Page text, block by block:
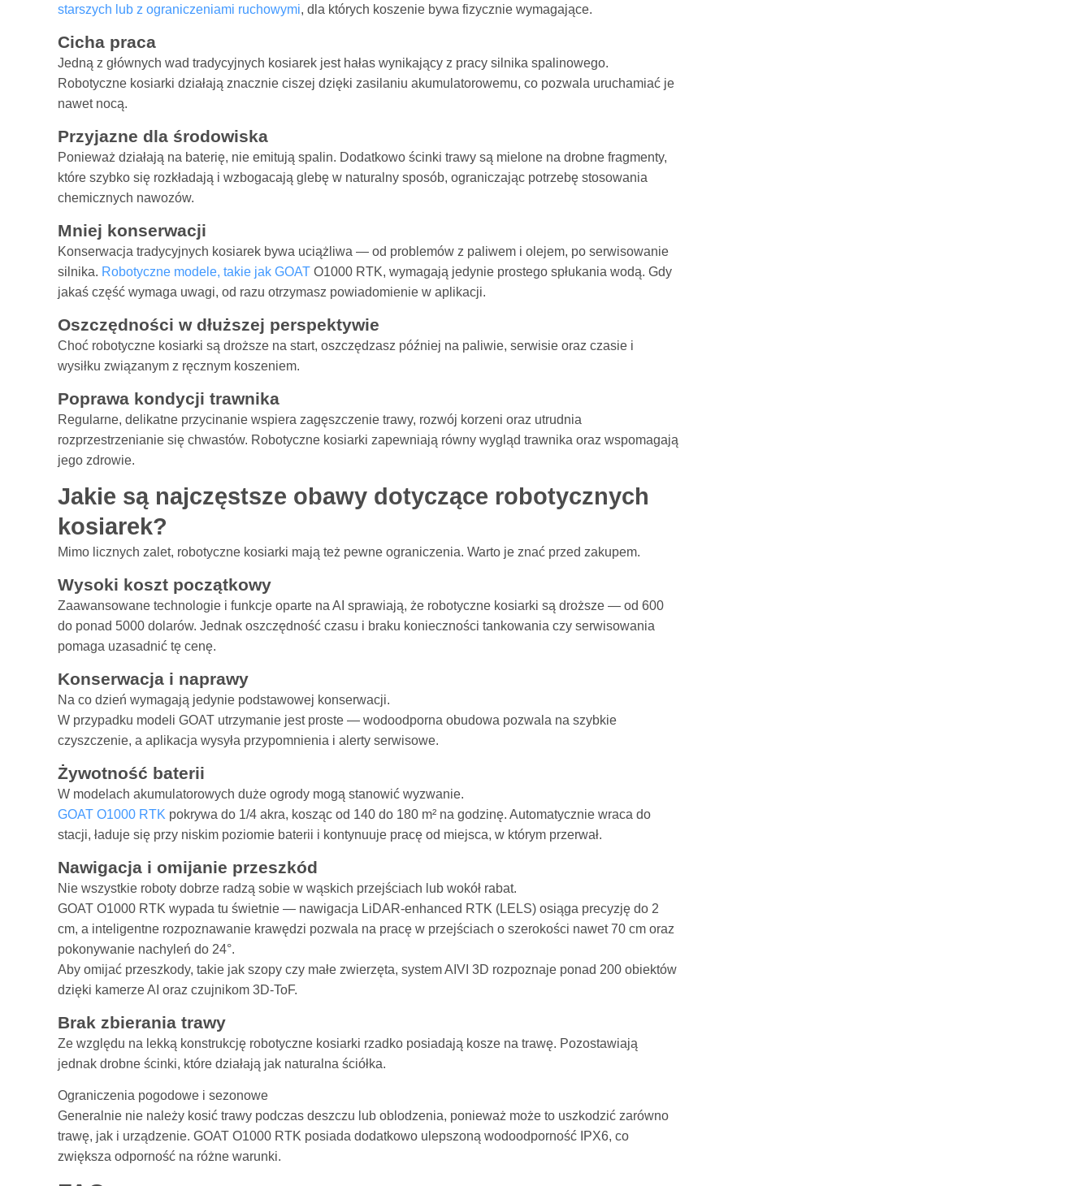
starszych lub z ograniczeniami ruchowymi, dla których koszenie bywa fizycznie wymagające.
Cicha praca
Jedną z głównych wad tradycyjnych kosiarek jest hałas wynikający z pracy silnika spalinowego.
Robotyczne kosiarki działają znacznie ciszej dzięki zasilaniu akumulatorowemu, co pozwala uruchamiać je
nawet nocą.
Przyjazne dla środowiska
Ponieważ działają na baterię, nie emitują spalin. Dodatkowo ścinki trawy są mielone na drobne fragmenty,
które szybko się rozkładają i wzbogacają glebę w naturalny sposób, ograniczając potrzebę stosowania
chemicznych nawozów.
Mniej konserwacji
Konserwacja tradycyjnych kosiarek bywa uciążliwa — od problemów z paliwem i olejem, po serwisowanie
silnika. Robotyczne modele, takie jak GOAT O1000 RTK, wymagają jedynie prostego spłukania wodą. Gdy
jakaś część wymaga uwagi, od razu otrzymasz powiadomienie w aplikacji.
Oszczędności w dłuższej perspektywie
Choć robotyczne kosiarki są droższe na start, oszczędzasz później na paliwie, serwisie oraz czasie i
wysiłku związanym z ręcznym koszeniem.
Poprawa kondycji trawnika
Regularne, delikatne przycinanie wspiera zagęszczenie trawy, rozwój korzeni oraz utrudnia
rozprzestrzenianie się chwastów. Robotyczne kosiarki zapewniają równy wygląd trawnika oraz wspomagają
jego zdrowie.
Jakie są najczęstsze obawy dotyczące robotycznych
kosiarek?
Mimo licznych zalet, robotyczne kosiarki mają też pewne ograniczenia. Warto je znać przed zakupem.
Wysoki koszt początkowy
Zaawansowane technologie i funkcje oparte na AI sprawiają, że robotyczne kosiarki są droższe — od 600
do ponad 5000 dolarów. Jednak oszczędność czasu i braku konieczności tankowania czy serwisowania
pomaga uzasadnić tę cenę.
Konserwacja i naprawy
Na co dzień wymagają jedynie podstawowej konserwacji.
W przypadku modeli GOAT utrzymanie jest proste — wodoodporna obudowa pozwala na szybkie
czyszczenie, a aplikacja wysyła przypomnienia i alerty serwisowe.
Żywotność baterii
W modelach akumulatorowych duże ogrody mogą stanowić wyzwanie.
GOAT O1000 RTK pokrywa do 1/4 akra, kosząc od 140 do 180 m² na godzinę. Automatycznie wraca do
stacji, ładuje się przy niskim poziomie baterii i kontynuuje pracę od miejsca, w którym przerwał.
Nawigacja i omijanie przeszkód
Nie wszystkie roboty dobrze radzą sobie w wąskich przejściach lub wokół rabat.
GOAT O1000 RTK wypada tu świetnie — nawigacja LiDAR-enhanced RTK (LELS) osiąga precyzję do 2
cm, a inteligentne rozpoznawanie krawędzi pozwala na pracę w przejściach o szerokości nawet 70 cm oraz
pokonywanie nachyleń do 24°.
Aby omijać przeszkody, takie jak szopy czy małe zwierzęta, system AIVI 3D rozpoznaje ponad 200 obiektów
dzięki kamerze AI oraz czujnikom 3D-ToF.
Brak zbierania trawy
Ze względu na lekką konstrukcję robotyczne kosiarki rzadko posiadają kosze na trawę. Pozostawiają
jednak drobne ścinki, które działają jak naturalna ściółka.
Ograniczenia pogodowe i sezonowe
Generalnie nie należy kosić trawy podczas deszczu lub oblodzenia, ponieważ może to uszkodzić zarówno
trawę, jak i urządzenie. GOAT O1000 RTK posiada dodatkowo ulepszoną wodoodporność IPX6, co
zwiększa odporność na różne warunki.